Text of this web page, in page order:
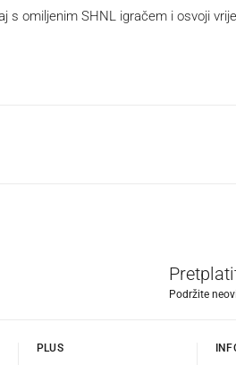
s omiljenim SHNL igračem i osvoji
Podržite
PLUS